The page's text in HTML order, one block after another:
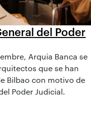
del Poder
Arquia Banca se
que se han
Bilbao con motivo de
Poder Judicial.